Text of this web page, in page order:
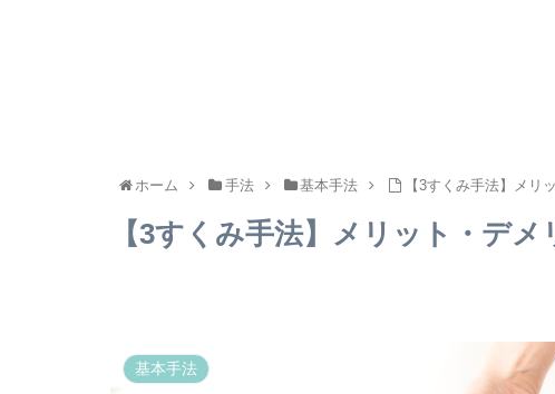
ホーム 手法 基本手法 【3すくみ手法】メリ
【3すくみ手法】メリット・デ
基本手法